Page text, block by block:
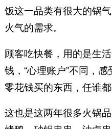
饭这一品类有很大的锅
火气的需求。
顾客吃快餐，用的是生
钱，“心理账户”不同，
零花钱买的东西，任谁都
这也是这两年很多火锅